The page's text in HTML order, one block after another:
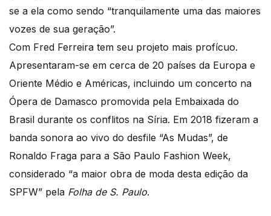
se a ela como sendo “tranquilamente uma das maiores
vozes de sua geração”.
Com Fred Ferreira tem seu projeto mais profícuo.
Apresentaram-se em cerca de 20 países da Europa e
Oriente Médio e Américas, incluindo um concerto na
Ópera de Damasco promovida pela Embaixada do
Brasil durante os conflitos na Síria. Em 2018 fizeram a
banda sonora ao vivo do desfile “As Mudas”, de
Ronaldo Fraga para a São Paulo Fashion Week,
considerado “a maior obra de moda desta edição da
SPFW” pela Folha de S. Paulo.